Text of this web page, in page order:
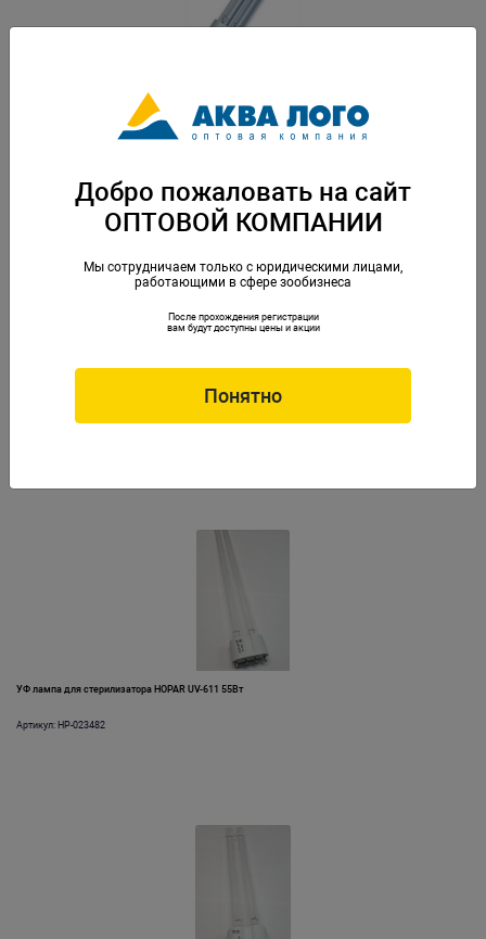
УФ лампа для стерилизатора HOPAR UV-611 36Вт
УФ лампа для стерилизатора HOPAR UV-611 55Вт
Артикул: HP-023482
Добро пожаловать на сайт
ОПТОВОЙ КОМПАНИИ
Мы сотрудничаем только с юридическими лицами,
работающими в сфере зообизнеса
После прохождения регистрации
вам будут доступны цены и акции
Понятно